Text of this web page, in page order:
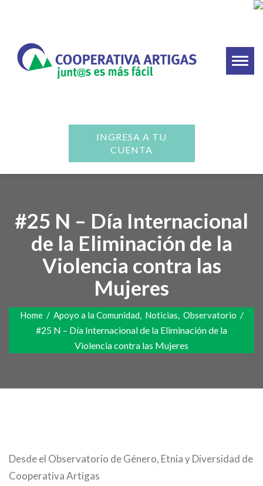
INGRESA A TU
CUENTA
#25 N – Día Internacional
de la Eliminación de la
Violencia contra las
Mujeres
Home / Apoyo a la Comunidad, Noticias, Observatorio /
#25 N – Día Internacional de la Eliminación de la
Violencia contra las Mujeres
Desde el Observatorio de Género, Etnia y Diversidad de
Cooperativa Artigas